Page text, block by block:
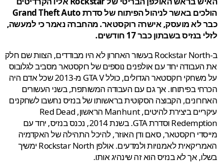
הולכים באשר לניהול הפיתוח של סדרת Grand Theft Auto
לא מועסק, אישרה רוקסטאר. מהחברה נאמר כי למעשה,
בשבתון כבר 17 חודשים.
ב-Rockstar North בעשור האחרון לא היו מבודדים, הצוות שם חלק
יחד עם אולפנים נוספים של רוקסטאר מסביב לגלובוס
על משחקי רוקסטאר הגדולים, כולל GTA V מ-2013 שכל אדם היה
בפיתוחו. אך גם עם העבודה המשותפת, בשני העשורים
הקבוצה הסקוטית בראשותו של בנזיס נחשבו לשחקנים
עיקריים ביצירת להיטים, Manhunt הראשון, Red Dead
Redemption וסדרת GTA. בשנת 2014, נכנס בנזיס, יחד עם
רוקסטאר, סאם ודן האוזר, להיכל התהילה של האקדמיה
האמריקאית לאמנויות ולמדעים. אולפן Rockstar North ימשיך
אך לא בנזיס הוא זה שינהיג אותו.